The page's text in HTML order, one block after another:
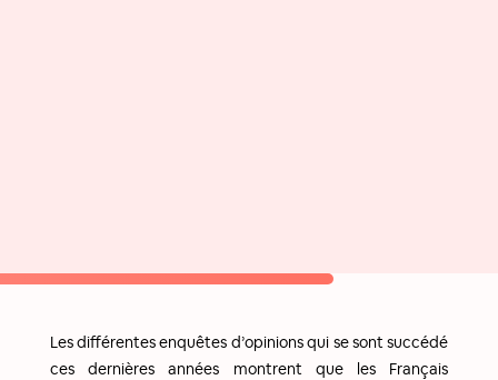
Les différentes enquêtes d’opinions qui se sont succédé
ces dernières années montrent que les Français